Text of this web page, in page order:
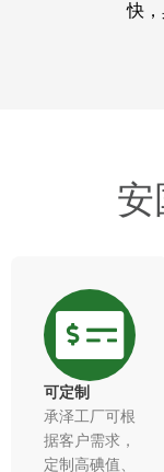
快
安
可定制
承泽工厂可根
据客户需求，
定制高碘值、